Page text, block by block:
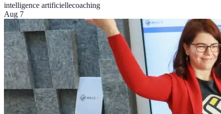
intelligence artificiellecoaching
Aug 7